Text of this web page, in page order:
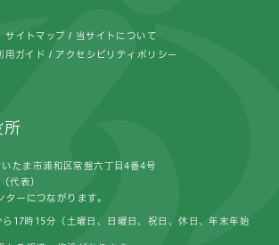
サイトマップ 当サイトについて
用ガイド アクセシビリティポリシー
所
たま市浦和区常盤六丁目4番4号
代表）
ーにつながります。
ら17時15分（土曜日、日曜日、祝日、休日、年末年始